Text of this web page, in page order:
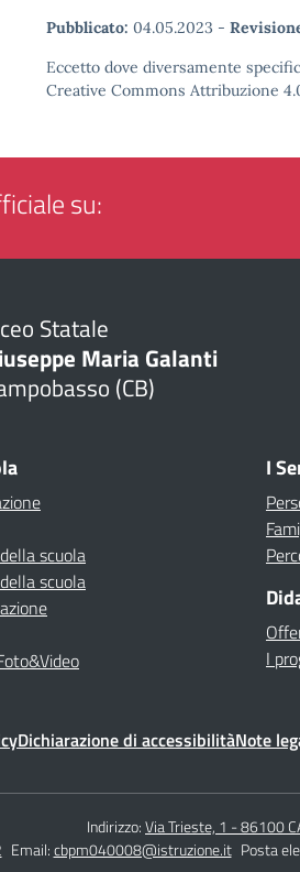
Pubblicato: 04.05.2023 -
Eccetto dove diversamente
Creative Commons Attribuzione
su:
Statale
Maria Galanti
(CB)
scuola
scuola
I
I
Dichiarazione di accessibilitàNote
Indirizzo:Via Trieste, 1 - 86100
Email:cbpm040008@istruzione.it Posta